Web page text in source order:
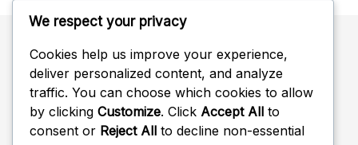
Szukaj
Search
for:
We respect your privacy
Cookies help us improve your experience,
deliver personalized content, and analyze
traffic. You can choose which cookies to allow
by clicking Customize. Click Accept All to
consent or Reject All to decline non-essential